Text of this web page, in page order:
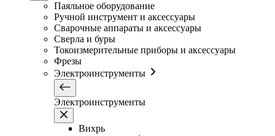
Паяльное оборудование
Ручной инструмент и аксессуары
Сварочные аппараты и аксессуары
Сверла и буры
Токоизмерительные приборы и аксессуары
Фрезы
Электроинструменты
Электроинструменты
Вихрь